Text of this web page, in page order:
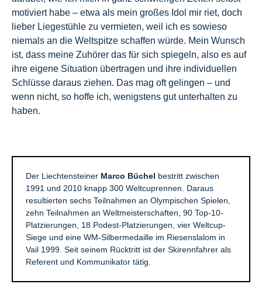
motiviert habe – etwa als mein großes Idol mir riet, doch
lieber Liegestühle zu vermieten, weil ich es sowieso
niemals an die Weltspitze schaffen würde. Mein Wunsch
ist, dass meine Zuhörer das für sich spiegeln, also es auf
ihre eigene Situation übertragen und ihre individuellen
Schlüsse daraus ziehen. Das mag oft gelingen – und
wenn nicht, so hoffe ich, wenigstens gut unterhalten zu
haben.
Der Liechtensteiner Marco Büchel bestritt zwischen
1991 und 2010 knapp 300 Weltcuprennen. Daraus
resultierten sechs Teilnahmen an Olympischen Spielen,
zehn Teilnahmen an Weltmeisterschaften, 90 Top-10-
Platzierungen, 18 Podest-Platzierungen, vier Weltcup-
Siege und eine WM-Silbermedaille im Riesenslalom in
Vail 1999. Seit seinem Rücktritt ist der Skirennfahrer als
Referent und Kommunikator tätig.